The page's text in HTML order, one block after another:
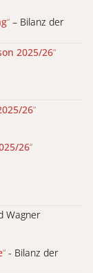
“ – Bilanz der
2025/26“
26“
26“
Wagner
“ - Bilanz der